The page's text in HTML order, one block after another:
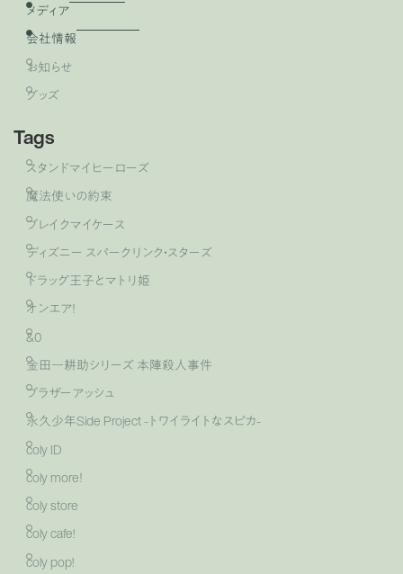
メディア
会社情報
お知らせ
グッズ
Tags
スタンドマイヒーローズ
魔法使いの約束
ブレイクマイケース
ディズニー スパークリンク・スターズ
ドラッグ王子とマトリ姫
オンエア！
&0
金田一耕助シリーズ 本陣殺人事件
ブラザーアッシュ
永久少年Side Project -トワイライトなスピカ-
coly ID
coly more！
coly store
coly cafe!
coly pop!